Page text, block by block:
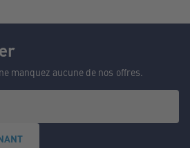
manquez aucune de nos offres.